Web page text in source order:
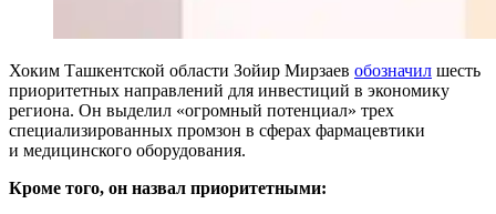
Хоким Ташкентской области Зойир Мирзаев обозначил шесть
приоритетных направлений для инвестиций в экономику
региона. Он выделил «огромный потенциал» трех
специализированных промзон в сферах фармацевтики
и медицинского оборудования.
Кроме того, он назвал приоритетными: